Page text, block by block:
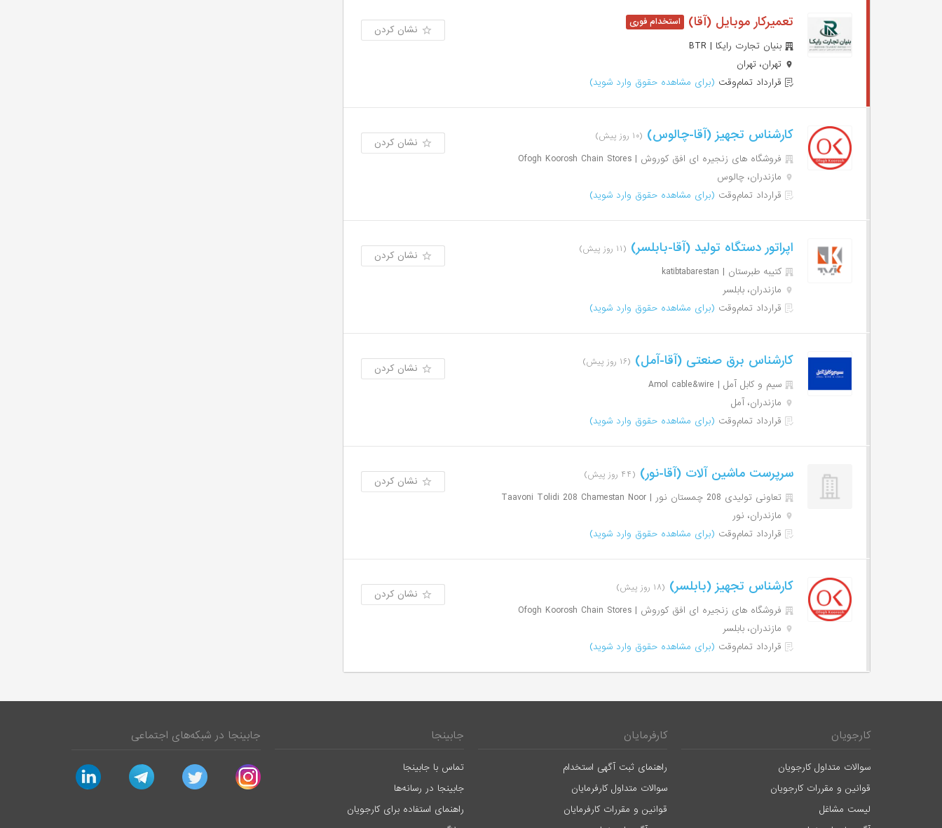
تعمیرکار موبایل (آقا)
بنیان تجارت رایکا | BTR
تهران، تهران
قرارداد تمام‌وقت (برای مشاهده حقوق وارد شوید)
نشان کردن
کارشناس تجهیز (آقا-چالوس) (۱۰ روز پیش)
فروشگاه های زنجیره ای افق کوروش | Ofogh Koorosh Chain Stores
مازندران، چالوس
قرارداد تمام‌وقت (برای مشاهده حقوق وارد شوید)
نشان کردن
اپراتور دستگاه تولید (آقا-بابلسر) (۱۱ روز پیش)
کتیبه طبرستان | katibtabarestan
مازندران، بابلسر
قرارداد تمام‌وقت (برای مشاهده حقوق وارد شوید)
نشان کردن
کارشناس برق صنعتی (آقا-آمل) (۱۶ روز پیش)
سیم و کابل آمل | Amol cable&wire
مازندران، آمل
قرارداد تمام‌وقت (برای مشاهده حقوق وارد شوید)
نشان کردن
سرپرست ماشین آلات (آقا-نور) (۴۴ روز پیش)
تعاونی تولیدی 208 چمستان نور | Taavoni Tolidi 208 Chamestan Noor
مازندران، نور
قرارداد تمام‌وقت (برای مشاهده حقوق وارد شوید)
نشان کردن
کارشناس تجهیز (بابلسر) (۱۸ روز پیش)
فروشگاه های زنجیره ای افق کوروش | Ofogh Koorosh Chain Stores
مازندران، بابلسر
قرارداد تمام‌وقت (برای مشاهده حقوق وارد شوید)
نشان کردن
کارجویان
سوالات متداول کارجویان
قوانین و مقررات کارجویان
لیست مشاغل
کارفرمایان
راهنمای ثبت آگهی استخدام
سوالات متداول کارفرمایان
قوانین و مقررات کارفرمایان
جابینجا
تماس با جابینجا
جابینجا در رسانه‌ها
راهنمای استفاده برای کارجویان
جابینجا در شبکه‌های اجتماعی
instagram
twitter
telegram
linkedin